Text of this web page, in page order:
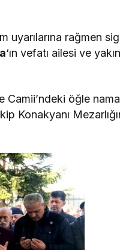
uyarılarına rağmen
‘ın vefatı ailesi ve
Camii’ndeki öğle
Konakyanı